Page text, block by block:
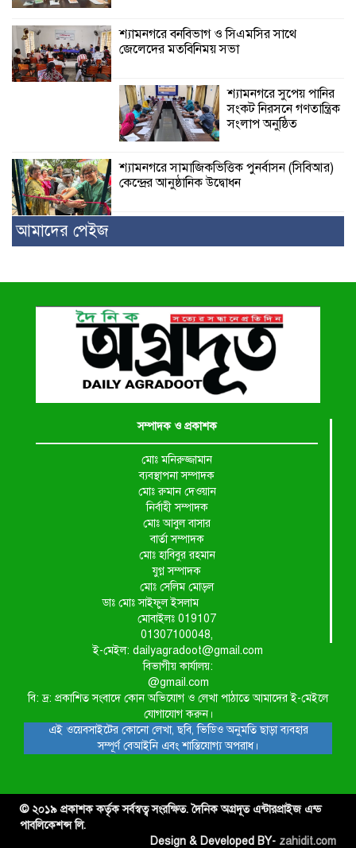
শ্যামনগরে বনবিভাগ ও সিএমসির সাথে
জেলেদের মতবিনিময় সভা
শ্যামনগরে সুপেয় পানির
সংকট নিরসনে গণতান্ত্রিক
সংলাপ অনুষ্ঠিত
শ্যামনগরে সামাজিকভিত্তিক পুনর্বাসন (সিবিআর)
কেন্দ্রের আনুষ্ঠানিক উদ্বোধন
আমাদের পেইজ
সম্পাদক ও প্রকাশক
মোঃ মনিরুজ্জামান
ব্যবস্থাপনা সম্পাদক
মোঃ রুমান দেওয়ান
নির্বাহী সম্পাদক
মোঃ আবুল বাসার
বার্তা সম্পাদক
মোঃ হাবিবুর রহমান
যুগ্ন সম্পাদক
মোঃ সেলিম মোড়ল
ডাঃ মোঃ সাইফুল ইসলাম
মোবাইলঃ 019107
01307100048,
ই-মেইল: dailyagradoot@gmail.com
বিভাগীয় কার্যালয়:
@gmail.com
বি: দ্র: প্রকাশিত সংবাদে কোন অভিযোগ ও লেখা পাঠাতে আমাদের ই-মেইলে
যোগাযোগ করুন।
এই ওয়েবসাইটের কোনো লেখা, ছবি, ভিডিও অনুমতি ছাড়া ব্যবহার
সম্পূর্ণ বেআইনি এবং শাস্তিযোগ্য অপরাধ।
© ২০১৯ প্রকাশক কর্তৃক সর্বস্বত্ব সংরক্ষিত. দৈনিক অগ্রদূত এন্টারপ্রাইজ এন্ড
পাবলিকেশন্স লি.
Design & Developed BY- zahidit.com